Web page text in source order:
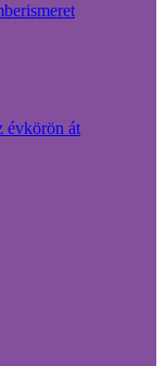
évkörön át